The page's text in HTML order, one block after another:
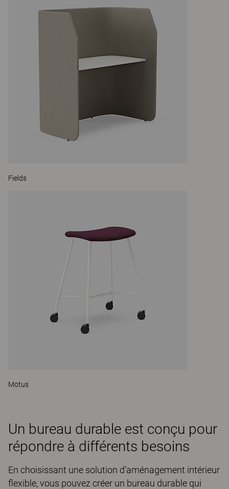
Fields
Motus
Un bureau durable est conçu pour
répondre à différents besoins
En choisissant une solution d’aménagement intérieur
flexible, vous pouvez créer un bureau durable qui